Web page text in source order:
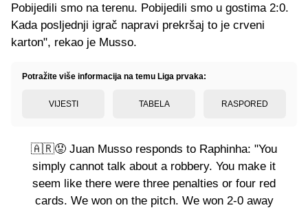
Pobijedili smo na terenu. Pobijedili smo u gostima 2:0.
Kada posljednji igrač napravi prekršaj to je crveni
karton", rekao je Musso.
Potražite više informacija na temu Liga prvaka:
VIJESTI TABELA RASPORED
🇦🇷😡 Juan Musso responds to Raphinha: "You
simply cannot talk about a robbery. You make it
seem like there were three penalties or four red
cards. We won on the pitch. We won 2-0 away